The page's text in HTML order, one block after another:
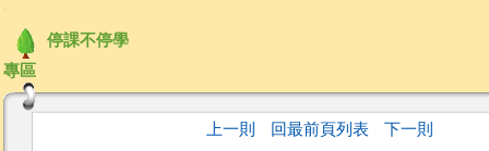
停課不停學
專區
上一則 回最前頁列表 下一則